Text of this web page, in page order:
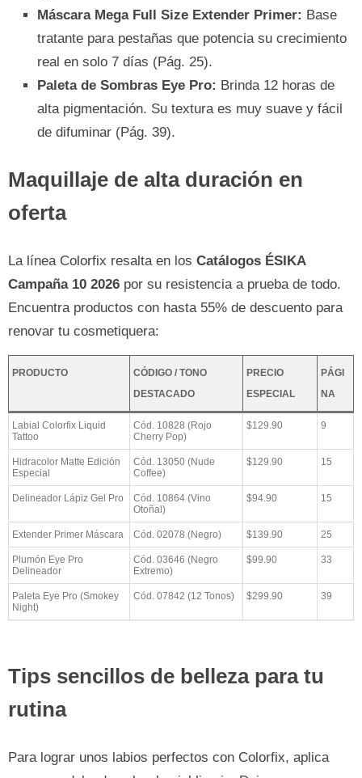
Máscara Mega Full Size Extender Primer: Base
tratante para pestañas que potencia su crecimiento
real en solo 7 días (Pág. 25).
Paleta de Sombras Eye Pro: Brinda 12 horas de
alta pigmentación. Su textura es muy suave y fácil
de difuminar (Pág. 39).
Maquillaje de alta duración en
oferta
La línea Colorfix resalta en los Catálogos ÉSIKA
Campaña 10 2026 por su resistencia a prueba de todo.
Encuentra productos con hasta 55% de descuento para
renovar tu cosmetiquera:
PRODUCTO
CÓDIGO / TONO
DESTACADO
PRECIO
ESPECIAL
PÁGI
NA
Labial Colorfix Liquid
Tattoo
Cód. 10828 (Rojo
Cherry Pop)
$129.90 9
Hidracolor Matte Edición
Especial
Cód. 13050 (Nude
Coffee)
$129.90 15
Delineador Lápiz Gel Pro
Cód. 10864 (Vino
Otoñal)
$94.90 15
Extender Primer Máscara Cód. 02078 (Negro) $139.90 25
Plumón Eye Pro
Delineador
Cód. 03646 (Negro
Extremo)
$99.90 33
Paleta Eye Pro (Smokey
Night)
Cód. 07842 (12 Tonos) $299.90 39
Tips sencillos de belleza para tu
rutina
Para lograr unos labios perfectos con Colorfix, aplica